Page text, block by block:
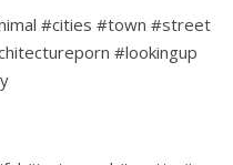
#cities #town #street
#lookingup